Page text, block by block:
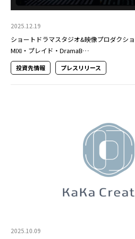
2025.12.19
ショートドラマスタジオ&映像プロダクショ
MIXI・プレイド・DramaB…
投資先情報 プレスリリース
2025.10.09